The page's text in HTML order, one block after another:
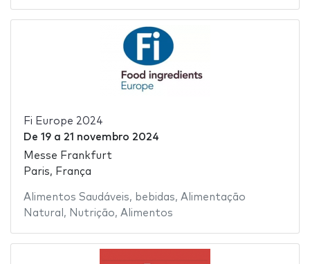
Fi Europe 2024
De 19a 21 novembro 2024
Messe Frankfurt
Paris, França
Alimentos Saudáveis, bebidas, Alimentação
Natural , Nutrição, Alimentos